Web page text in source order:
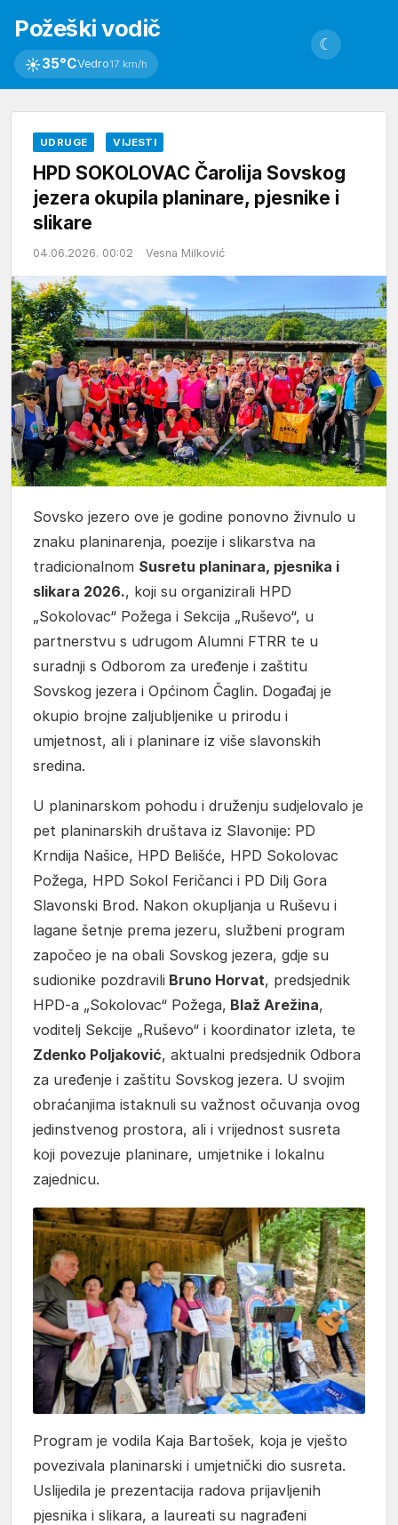
Požeški vodič
☀35°CVedro17 km/h
☾
UDRUGE VIJESTI
HPD SOKOLOVAC Čarolija Sovskog
jezera okupila planinare, pjesnike i
slikare
04.06.2026. 00:02 Vesna Milković
Sovsko jezero ove je godine ponovno živnulo u
znaku planinarenja, poezije i slikarstva na
tradicionalnom Susretu planinara, pjesnika i
slikara 2026., koji su organizirali HPD
„Sokolovac“ Požega i Sekcija „Ruševo“, u
partnerstvu s udrugom Alumni FTRR te u
suradnji s Odborom za uređenje i zaštitu
Sovskog jezera i Općinom Čaglin. Događaj je
okupio brojne zaljubljenike u prirodu i
umjetnost, ali i planinare iz više slavonskih
sredina.
U planinarskom pohodu i druženju sudjelovalo je
pet planinarskih društava iz Slavonije: PD
Krndija Našice, HPD Belišće, HPD Sokolovac
Požega, HPD Sokol Feričanci i PD Dilj Gora
Slavonski Brod. Nakon okupljanja u Ruševu i
lagane šetnje prema jezeru, službeni program
započeo je na obali Sovskog jezera, gdje su
sudionike pozdravili Bruno Horvat, predsjednik
HPD-a „Sokolovac“ Požega, Blaž Arežina,
voditelj Sekcije „Ruševo“ i koordinator izleta, te
Zdenko Poljaković, aktualni predsjednik Odbora
za uređenje i zaštitu Sovskog jezera. U svojim
obraćanjima istaknuli su važnost očuvanja ovog
jedinstvenog prostora, ali i vrijednost susreta
koji povezuje planinare, umjetnike i lokalnu
zajednicu.
Program je vodila Kaja Bartošek, koja je vješto
povezivala planinarski i umjetnički dio susreta.
Uslijedila je prezentacija radova prijavljenih
pjesnika i slikara, a laureati su nagrađeni